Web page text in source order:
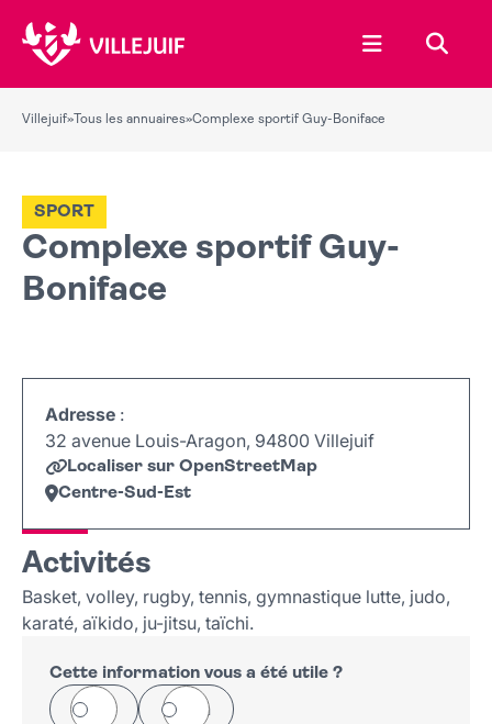
Ouvrir le
Villejuif» Tous les annuaires»Complexe sportif Guy-Boniface
Complexe sportif Guy-
Boniface
SPORT
Adresse :
32 avenue Louis-Aragon, 94800 Villejuif
Localiser sur OpenStreetMap
Centre-Sud-Est
+
−
Activités
Basket, volley, rugby, tennis, gymnastique lutte, judo,
karaté, aïkido, ju-jitsu, taïchi.
Cette information vous a été utile ?
Oui Non